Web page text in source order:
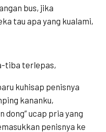
bus, jika
tau apa yang kualami,
tiba terlepas,
kuhisap penisnya
kananku,
dong” ucap pria yang
penisnya ke